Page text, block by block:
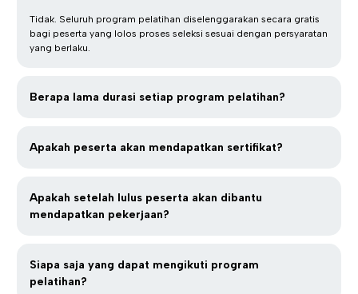
Tidak. Seluruh program pelatihan diselenggarakan secara gratis
bagi peserta yang lolos proses seleksi sesuai dengan persyaratan
yang berlaku.
Berapa lama durasi setiap program pelatihan?
Apakah peserta akan mendapatkan sertifikat?
Apakah setelah lulus peserta akan dibantu
mendapatkan pekerjaan?
Siapa saja yang dapat mengikuti program
pelatihan?